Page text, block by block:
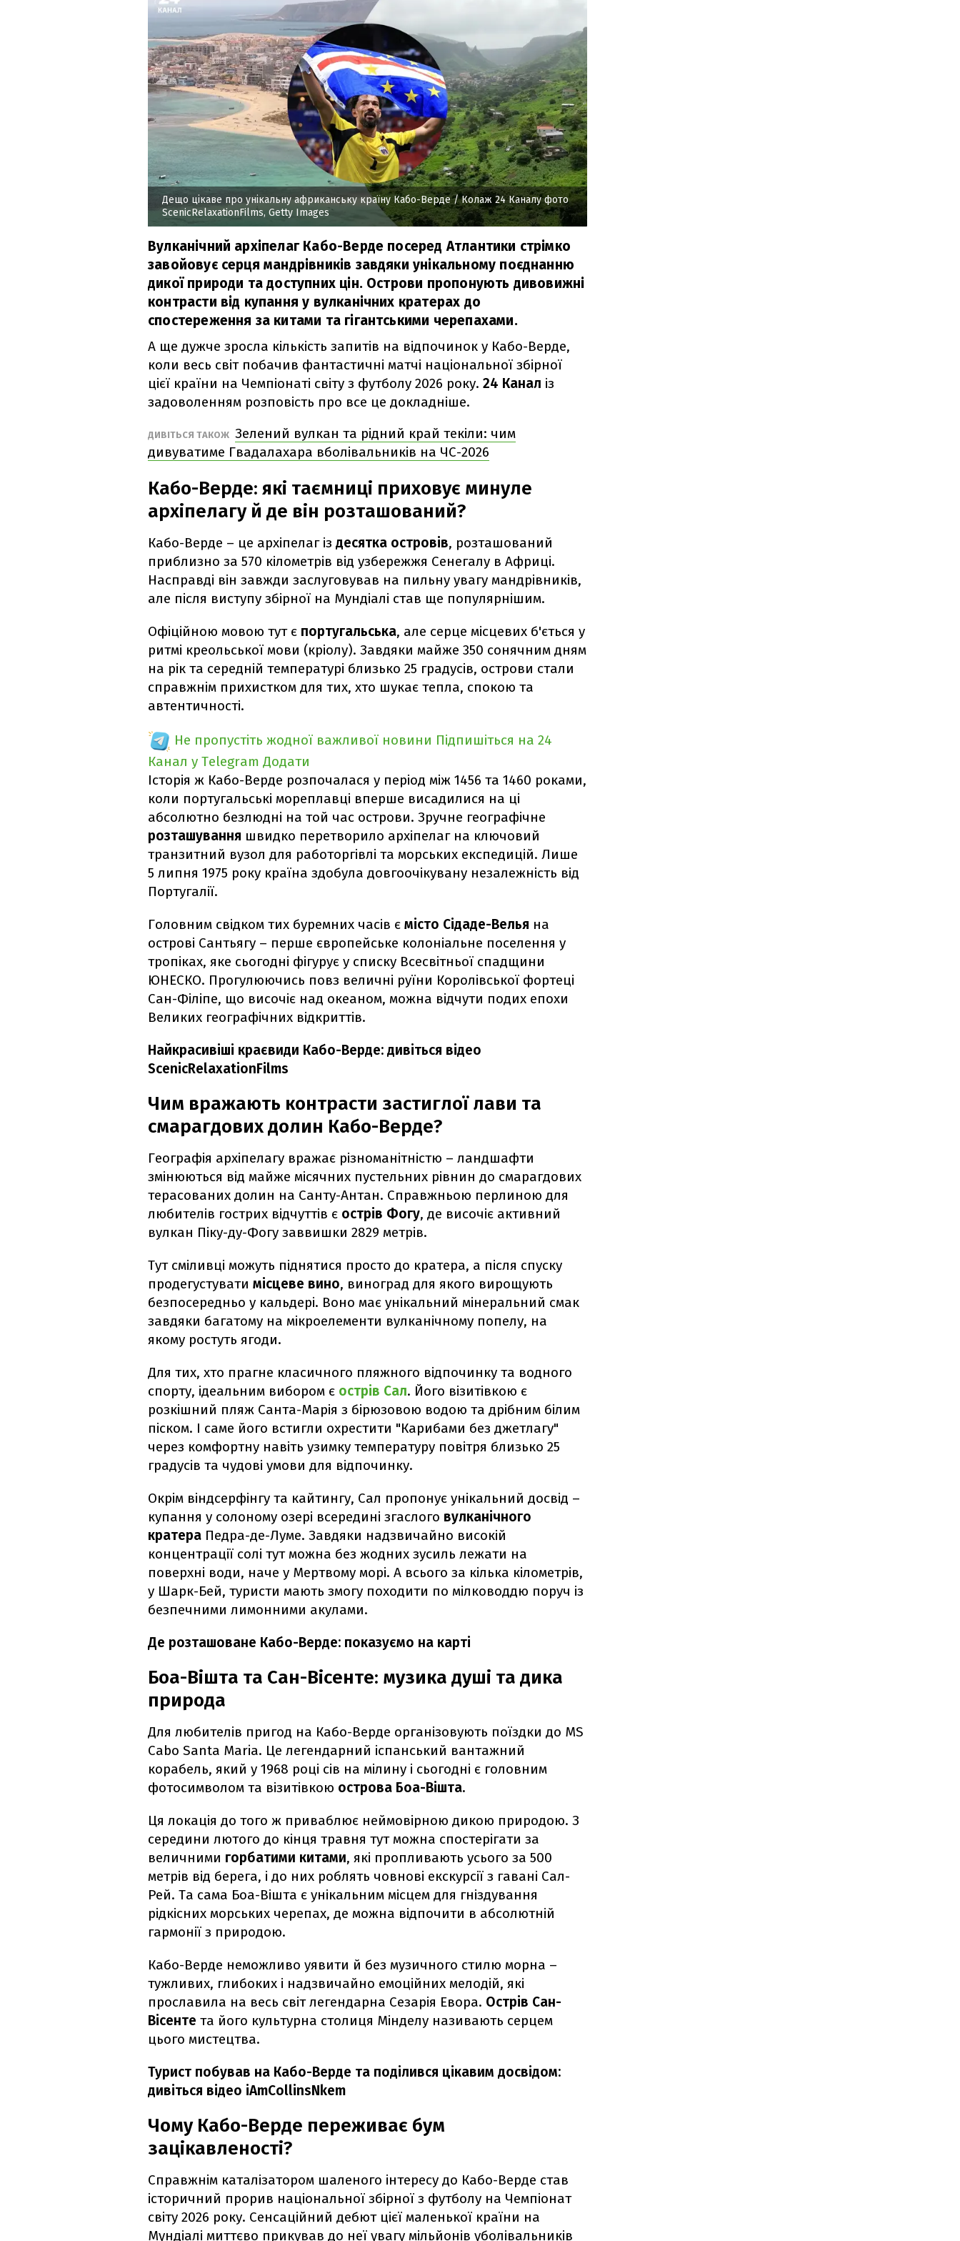
Дещо цікаве про унікальну африканську країну Кабо-Верде/ Колаж 24 Каналу фото
ScenicRelaxationFilms, Getty Images
Вулканічний архіпелаг Кабо-Верде посеред Атлантики стрімко
завойовує серця мандрівників завдяки унікальному поєднанню
дикої природи та доступних цін. Острови пропонують дивовижні
контрасти від купання у вулканічних кратерах до
спостереження за китами та гігантськими черепахами.
А ще дужче зросла кількість запитів на відпочинок у Кабо-Верде,
коли весь світ побачив фантастичні матчі національної збірної
цієї країни на Чемпіонаті світу з футболу 2026 року. 24 Канал із
задоволенням розповість про все це докладніше.
ДИВІТЬСЯ ТАКОЖ Зелений вулкан та рідний край текіли: чим
дивуватиме Гвадалахара вболівальників на ЧС-2026
Кабо-Верде: які таємниці приховує минуле
архіпелагу й де він розташований?
Кабо-Верде – це архіпелаг із десятка островів, розташований
приблизно за 570 кілометрів від узбережжя Сенегалу в Африці.
Насправді він завжди заслуговував на пильну увагу мандрівників,
але після виступу збірної на Мундіалі став ще популярнішим.
Офіційною мовою тут є португальська, але серце місцевих б'ється у
ритмі креольської мови (кріолу). Завдяки майже 350 сонячним дням
на рік та середній температурі близько 25 градусів, острови стали
справжнім прихистком для тих, хто шукає тепла, спокою та
автентичності.
Не пропустіть жодної важливої новини Підпишіться на 24
Канал у Telegram Додати
Історія ж Кабо-Верде розпочалася у період між 1456 та 1460 роками,
коли португальські мореплавці вперше висадилися на ці
абсолютно безлюдні на той час острови. Зручне географічне
розташування швидко перетворило архіпелаг на ключовий
транзитний вузол для работоргівлі та морських експедицій. Лише
5 липня 1975 року країна здобула довгоочікувану незалежність від
Португалії.
Головним свідком тих буремних часів є місто Сідаде-Велья на
острові Сантьягу – перше європейське колоніальне поселення у
тропіках, яке сьогодні фігурує у списку Всесвітньої спадщини
ЮНЕСКО. Прогулюючись повз величні руїни Королівської фортеці
Сан-Філіпе, що височіє над океаном, можна відчути подих епохи
Великих географічних відкриттів.
Найкрасивіші краєвиди Кабо-Верде: дивіться відео
ScenicRelaxationFilms
Чим вражають контрасти застиглої лави та
смарагдових долин Кабо-Верде?
Географія архіпелагу вражає різноманітністю – ландшафти
змінюються від майже місячних пустельних рівнин до смарагдових
терасованих долин на Санту-Антан. Справжньою перлиною для
любителів гострих відчуттів є острів Фогу, де височіє активний
вулкан Піку-ду-Фогу заввишки 2829 метрів.
Тут сміливці можуть піднятися просто до кратера, а після спуску
продегустувати місцеве вино, виноград для якого вирощують
безпосередньо у кальдері. Воно має унікальний мінеральний смак
завдяки багатому на мікроелементи вулканічному попелу, на
якому ростуть ягоди.
Для тих, хто прагне класичного пляжного відпочинку та водного
спорту, ідеальним вибором є острів Сал. Його візитівкою є
розкішний пляж Санта-Марія з бірюзовою водою та дрібним білим
піском. І саме його встигли охрестити "Карибами без джетлагу"
через комфортну навіть узимку температуру повітря близько 25
градусів та чудові умови для відпочинку.
Окрім віндсерфінгу та кайтингу, Сал пропонує унікальний досвід –
купання у солоному озері всередині згаслого вулканічного
кратера Педра-де-Луме. Завдяки надзвичайно високій
концентрації солі тут можна без жодних зусиль лежати на
поверхні води, наче у Мертвому морі. А всього за кілька кілометрів,
у Шарк-Бей, туристи мають змогу походити по мілководдю поруч із
безпечними лимонними акулами.
Де розташоване Кабо-Верде: показуємо на карті
Боа-Вішта та Сан-Вісенте: музика душі та дика
природа
Для любителів пригод на Кабо-Верде організовують поїздки до MS
Cabo Santa Maria. Це легендарний іспанський вантажний
корабель, який у 1968 році сів на мілину і сьогодні є головним
фотосимволом та візитівкою острова Боа-Вішта.
Ця локація до того ж приваблює неймовірною дикою природою. З
середини лютого до кінця травня тут можна спостерігати за
величними горбатими китами, які пропливають усього за 500
метрів від берега, і до них роблять човнові екскурсії з гавані Сал-
Рей. Та сама Боа-Вішта є унікальним місцем для гніздування
рідкісних морських черепах, де можна відпочити в абсолютній
гармонії з природою.
Кабо-Верде неможливо уявити й без музичного стилю морна –
тужливих, глибоких і надзвичайно емоційних мелодій, які
прославила на весь світ легендарна Сезарія Евора. Острів Сан-
Вісенте та його культурна столиця Мінделу називають серцем
цього мистецтва.
Турист побував на Кабо-Верде та поділився цікавим досвідом:
дивіться відео iAmCollinsNkem
Чому Кабо-Верде переживає бум
зацікавленості?
Справжнім каталізатором шаленого інтересу до Кабо-Верде став
історичний прорив національної збірної з футболу на Чемпіонат
світу 2026 року. Сенсаційний дебют цієї маленької країни на
Мундіалі миттєво прикував до неї увагу мільйонів уболівальників